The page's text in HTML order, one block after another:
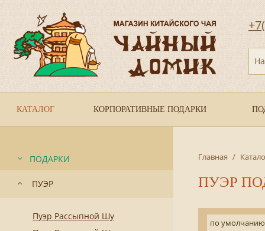
КАТАЛОГ КОРПОРАТИВНЫЕ ПОДАРКИ
ПОДАРКИ
ПУЭР
Пуэр Рассыпной Шу
Главная /
ПУЭР
по умолчанию